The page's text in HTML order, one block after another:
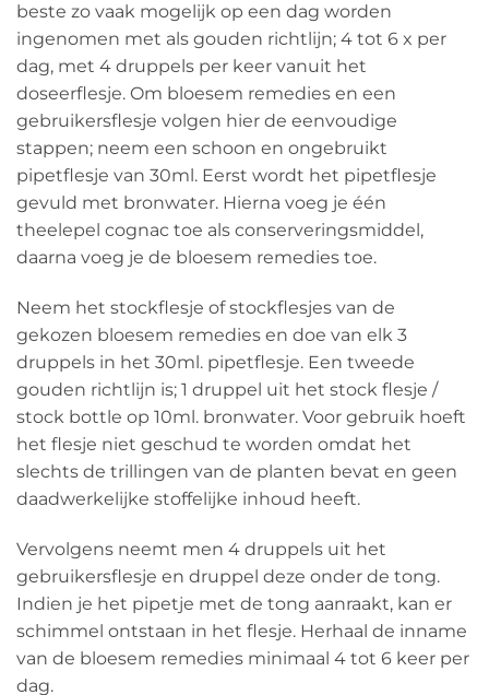
beste zo vaak mogelijk op een dag worden
ingenomen met als gouden richtlijn; 4 tot 6 x per
dag, met 4 druppels per keer vanuit het
doseerflesje. Om bloesem remedies en een
gebruikersflesje volgen hier de eenvoudige
stappen; neem een schoon en ongebruikt
pipetflesje van 30ml. Eerst wordt het pipetflesje
gevuld met bronwater. Hierna voeg je één
theelepel cognac toe als conserveringsmiddel,
daarna voeg je de bloesem remedies toe.
Neem het stockflesje of stockflesjes van de
gekozen bloesem remedies en doe van elk 3
druppels in het 30ml. pipetflesje. Een tweede
gouden richtlijn is; 1 druppel uit het stock flesje /
stock bottle op 10ml. bronwater. Voor gebruik hoeft
het flesje niet geschud te worden omdat het
slechts de trillingen van de planten bevat en geen
daadwerkelijke stoffelijke inhoud heeft.
Vervolgens neemt men 4 druppels uit het
gebruikersflesje en druppel deze onder de tong.
Indien je het pipetje met de tong aanraakt, kan er
schimmel ontstaan in het flesje. Herhaal de inname
van de bloesem remedies minimaal 4 tot 6 keer per
dag.